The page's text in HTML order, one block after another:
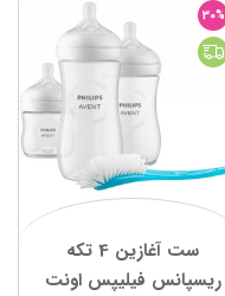
30%
ست آغازین 4 تکه
ریسپانس فیلیپس اونت